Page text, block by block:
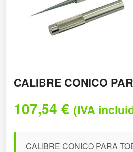
CALIBRE CONICO
107,54 € (IVA
CALIBRE CONICO PARA